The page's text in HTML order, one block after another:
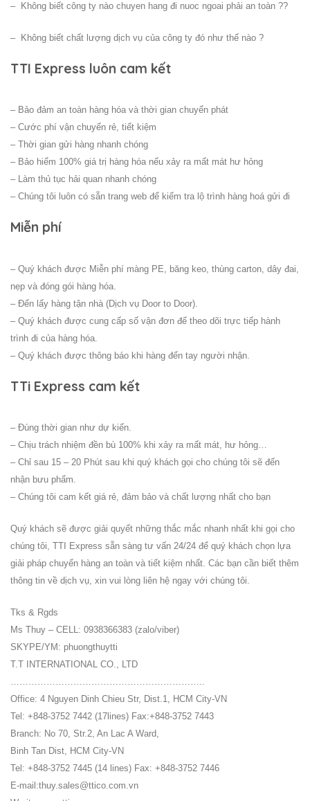
– Không biết công ty nào chuyen hang đi nuoc ngoai phải an toàn ??
– Không biết chất lượng dịch vụ của công ty đó như thế nào ?
TTI Express luôn cam kết
– Bảo đảm an toàn hàng hóa và thời gian chuyển phát
– Cước phí vận chuyển rẻ, tiết kiệm
– Thời gian gửi hàng nhanh chóng
– Bảo hiểm 100% giá trị hàng hóa nếu xảy ra mất mát hư hỏng
– Làm thủ tục hải quan nhanh chóng
– Chúng tôi luôn có sẵn trang web để kiểm tra lộ trình hàng hoá gửi đi
Miễn phí
– Quý khách được Miễn phí màng PE, băng keo, thùng carton, dây đai,
nẹp và đóng gói hàng hóa.
– Đến lấy hàng tận nhà (Dịch vụ Door to Door).
– Quý khách được cung cấp số vận đơn để theo dõi trực tiếp hành
trình đi của hàng hóa.
– Quý khách được thông báo khi hàng đến tay người nhận.
TTi Express cam kết
– Đúng thời gian như dự kiến.
– Chịu trách nhiệm đền bù 100% khi xảy ra mất mát, hư hỏng…
– Chỉ sau 15 – 20 Phút sau khi quý khách gọi cho chúng tôi sẽ đến
nhận bưu phẩm.
– Chúng tôi cam kết giá rẻ, đảm bảo và chất lượng nhất cho bạn
Quý khách sẽ được giải quyết những thắc mắc nhanh nhất khi gọi cho
chúng tôi, TTI Express sẵn sàng tư vấn 24/24 để quý khách chọn lựa
giải pháp chuyển hàng an toàn và tiết kiệm nhất. Các bạn cần biết thêm
thông tin về dịch vụ, xin vui lòng liên hệ ngay với chúng tôi.
Tks & Rgds
Ms Thuy – CELL: 0938366383 (zalo/viber)
SKYPE/YM: phuongthuytti
T.T INTERNATIONAL CO., LTD
Office: 4 Nguyen Dinh Chieu Str, Dist.1, HCM City-VN
Tel: +848-3752 7442 (17lines) Fax:+848-3752 7443
Branch: No 70, Str.2, An Lac A Ward,
Binh Tan Dist, HCM City-VN
Tel: +848-3752 7445 (14 lines) Fax: +848-3752 7446
E-mail:thuy.sales@ttico.com.vn